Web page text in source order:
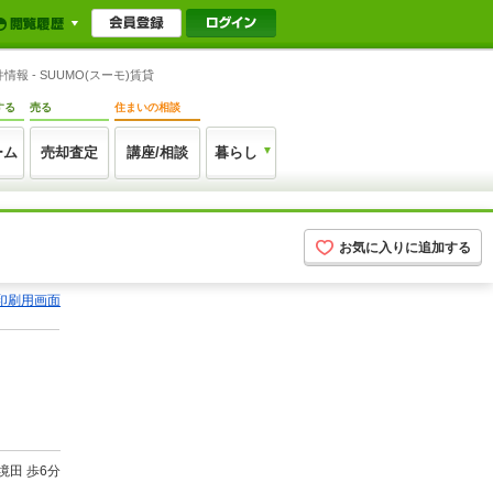
報 - SUUMO(スーモ)賃貸
る
ム
売る
売却査定
住まいの相談
講座/相談 暮らし
お気に入りに追加する
刷用画面
田 歩6分